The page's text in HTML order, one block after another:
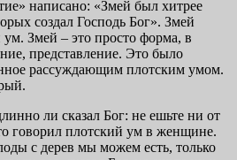
написано: «Змей был хитрее
создал Господь Бог». Змей
Змей – это просто форма, в
представление. Это было
рассуждающим плотским умом.
ли сказал Бог: не ешьте ни от
говорил плотский ум в женщине.
с дерев мы можем есть, только